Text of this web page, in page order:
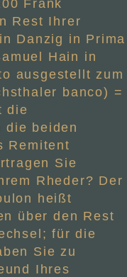
Frank
Rest Ihrer
Danzig in Prima
Hain in
ausgestellt zum
banco) =
die
die beiden
Remitent
Sie
Rheder? Der
heißt
über den Rest
für die
Sie zu
Ihres